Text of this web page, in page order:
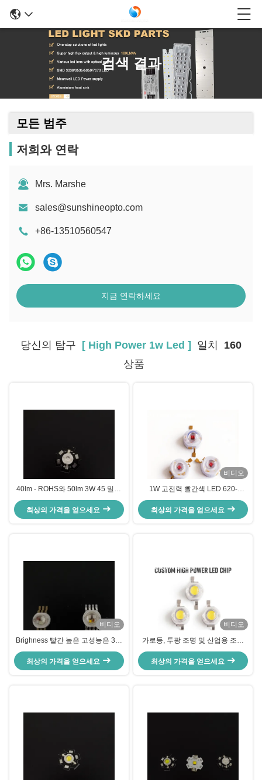
검색 결과
모든 범주
저희와 연락
Mrs. Marshe
sales@sunshineopto.com
+86-13510560547
지금 연락하세요
당신의 탐구 [ High Power 1w Led ] 일치 160
상품
40lm - ROHS와 50lm 3W 45 밀리
리터 칩 고전력 청색 LED 다이오드
최상의 가격을 얻으세요
비디오
1W 고전력 빨간색 LED 620-
630nm 45mil 칩 400mA 고휘도
LED 이미터
최상의 가격을 얻으세요
비디오
Brighness 빨간 높은 고성능은 3개
와트, 지도된 60LM 고성능 램프를
지도했습니다
최상의 가격을 얻으세요
비디오
가로등, 투광 조명 및 산업용 조명
OEM LED 제조업체를 위한 3W 고
전력 Bridgelux LED 칩 240lm
6000K-6500K 백색 LED 이미터
최상의 가격을 얻으세요